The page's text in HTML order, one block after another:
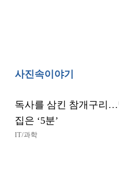
사진속이야기
독사를 삼킨 참개구리…
집은 ‘5분’
IT/과학